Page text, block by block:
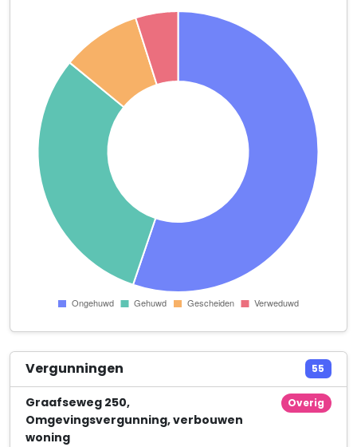
Henri Bayensstraat 1
Pastoor Hoekx-singel 88
Tandem Studiebegeleiding B.V.
Boterweg 22
Total Health & Bodycare
Magnoliahof 61
Tumulus Advies
Hintham 29
V.A. Burg Schildersbedrijf B.V.
van Mensvoort Consult
Pieter Breughelstraat 164
Van Ravenstein Glas
Prins Bernhardstraat 15
Vergunningen 55
Graafseweg 250,
Omgevingsvergunning, verbouwen
woning
Overig